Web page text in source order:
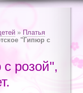
» Платья
"Гипюр с